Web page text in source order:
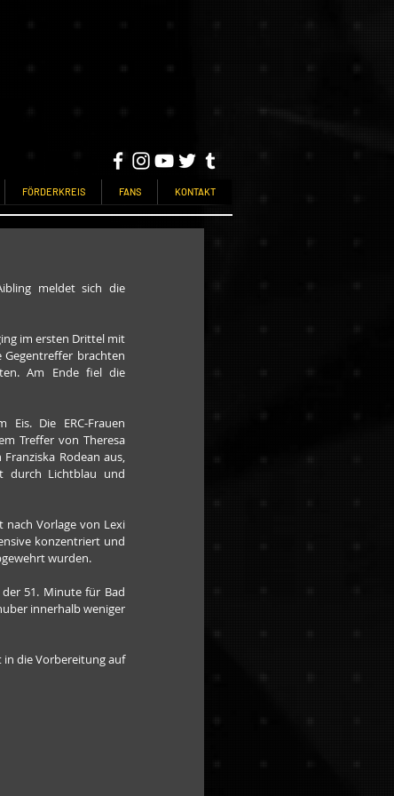
FÖRDERKREIS FANS KONTAKT
meldet sich die
im ersten Drittel mit
Gegentreffer brachten
Am Ende fiel die
Eis. Die ERC-Frauen
Treffer von Theresa
Rodean aus,
durch Lichtblau und
Vorlage von Lexi
konzentriert und
wurden.
51. Minute für Bad
innerhalb weniger
in die Vorbereitung auf